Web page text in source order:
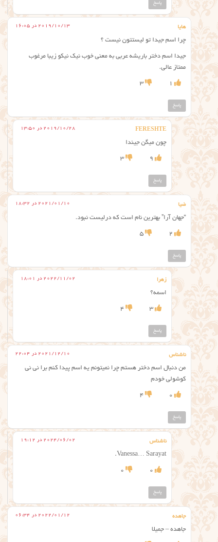
پاسخ
هایا 2019/10/13 در 16:05
چرا اسم جیدا تو لیستتون نیست ؟
جیدا اسم دختر باریشه عربی به معنی خوب نیک نیکو زیبا مرغوب
ممتاز عالی.
1
3
پاسخ
FERESHTE 2019/10/28 در 13:50
چون میگن جیندا
9
3
پاسخ
ضیا 2021/01/10 در 18:32
“جهان آرا” بهترین نام است که درلیست نبود.
2
5
پاسخ
زهرا 2022/11/02 در 18:01
اسمه؟
3
4
پاسخ
ناشناس 2021/12/10 در 22:04
من دنبال اسم دختر هستم چرا نمیتونم یه اسم پیدا کنم برا نی نی
کوشولی خودم
0
4
پاسخ
ناشناس 2024/06/02 در 19:12
Vanessa… Sarayat.
0
0
پاسخ
جاهده 2022/01/12 در 06:34
جاهده – جمیلا